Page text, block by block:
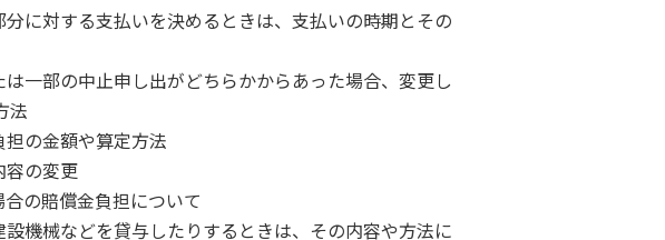
に対する支払いを決めるときは、支払いの時期とその
一部の中止申し出がどちらかからあった場合、変更し
法
の金額や算定方法
容の変更
の賠償金負担について
機械などを貸与したりするときは、その内容や方法に